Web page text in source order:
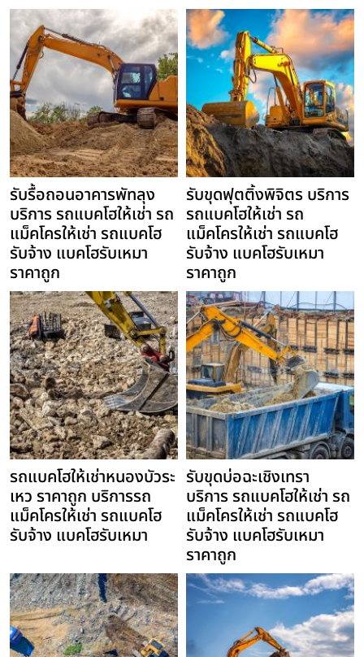
รับรื้อถอนอาคารพัทลุง
บริการ รถแบคโฮให้เช่า รถ
แม็คโครให้เช่า รถแบคโฮ
รับจ้าง แบคโฮรับเหมา
ราคาถูก
รับขุดฟุตติ้งพิจิตร บริการ
รถแบคโฮให้เช่า รถ
แม็คโครให้เช่า รถแบคโฮ
รับจ้าง แบคโฮรับเหมา
ราคาถูก
รถแบคโฮให้เช่าหนองบัวระ
เหว ราคาถูก บริการรถ
แม็คโครให้เช่า รถแบคโฮ
รับจ้าง แบคโฮรับเหมา
รับขุดบ่อฉะเชิงเทรา
บริการ รถแบคโฮให้เช่า รถ
แม็คโครให้เช่า รถแบคโฮ
รับจ้าง แบคโฮรับเหมา
ราคาถูก